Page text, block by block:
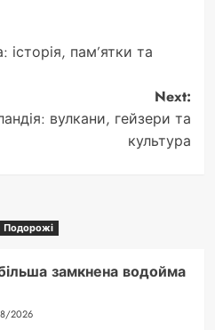
пам’ятки та
Next:
вулкани, гейзери та
культура
Подорожі
замкнена водойма
2026